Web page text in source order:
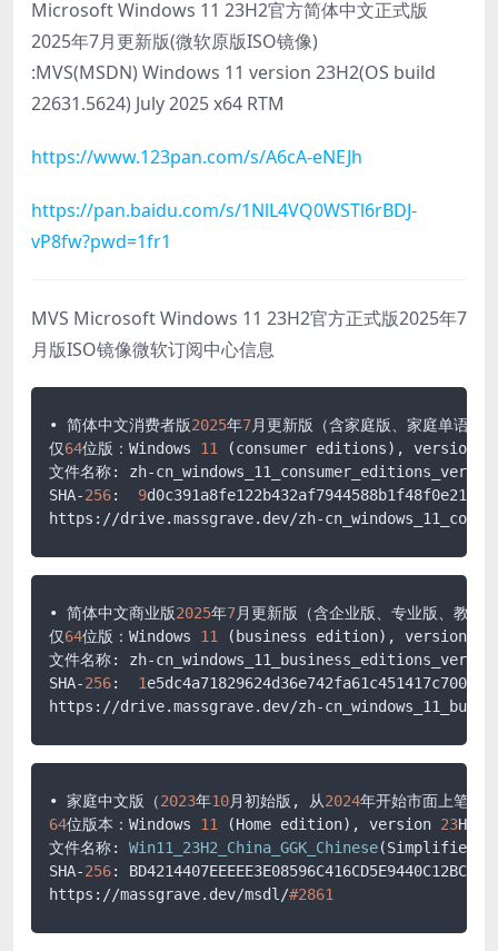
Microsoft Windows 11 23H2官方简体中文正式版
2025年7月更新版(微软原版ISO镜像)
:MVS(MSDN) Windows 11 version 23H2(OS build
22631.5624) July 2025 x64 RTM
https://www.123pan.com/s/A6cA-eNEJh
https://pan.baidu.com/s/1NlL4VQ0WSTl6rBDJ-
vP8fw?pwd=1fr1
MVS Microsoft Windows 11 23H2官方正式版2025年7
月版ISO镜像微软订阅中心信息
• 简体中文消费者版2025年7月更新版（含家庭版、家庭单语言
仅64位版：Windows 11 (consumer editions), version
文件名称: zh-
SHA-256: 9
• 简体中文商业版2025年7月更新版（含企业版、专业版、教育
仅64位版：Windows 11 (business edition), version
文件名称: zh-
SHA-256: 1
• 家庭中文版（2023年10月初始版, 从2024
64位版本：Windows 11 (Home edition), version 23H2
文件名称: Win11_23H2_China_GGK_Chinese
SHA-256:
https://massgrave.dev/msdl/#2861